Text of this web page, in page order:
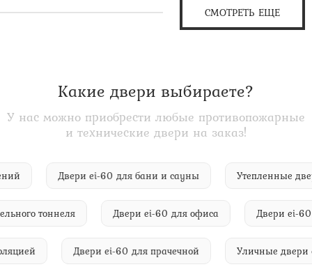
СМОТРЕТЬ ЕЩЕ
Какие двери выбираете?
У нас можно приобрести любые противопожарные
и технические двери на заказ!
Двери ei-60 для бани и сауны
тоннеля Двери ei-60 для офиса Двери ei-60
Двери ei-60 для прачечной Уличные